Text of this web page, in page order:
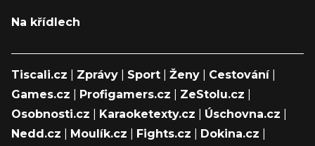
Na křídlech
Tiscali.cz Zprávy Sport Ženy Cestování|
Games.cz
Profigamers.cz ZeStolu.cz
Osobnosti.cz
Karaoketexty.cz Úschovna.cz
Nedd.cz
Moulík.cz Fights.cz Dokina.cz